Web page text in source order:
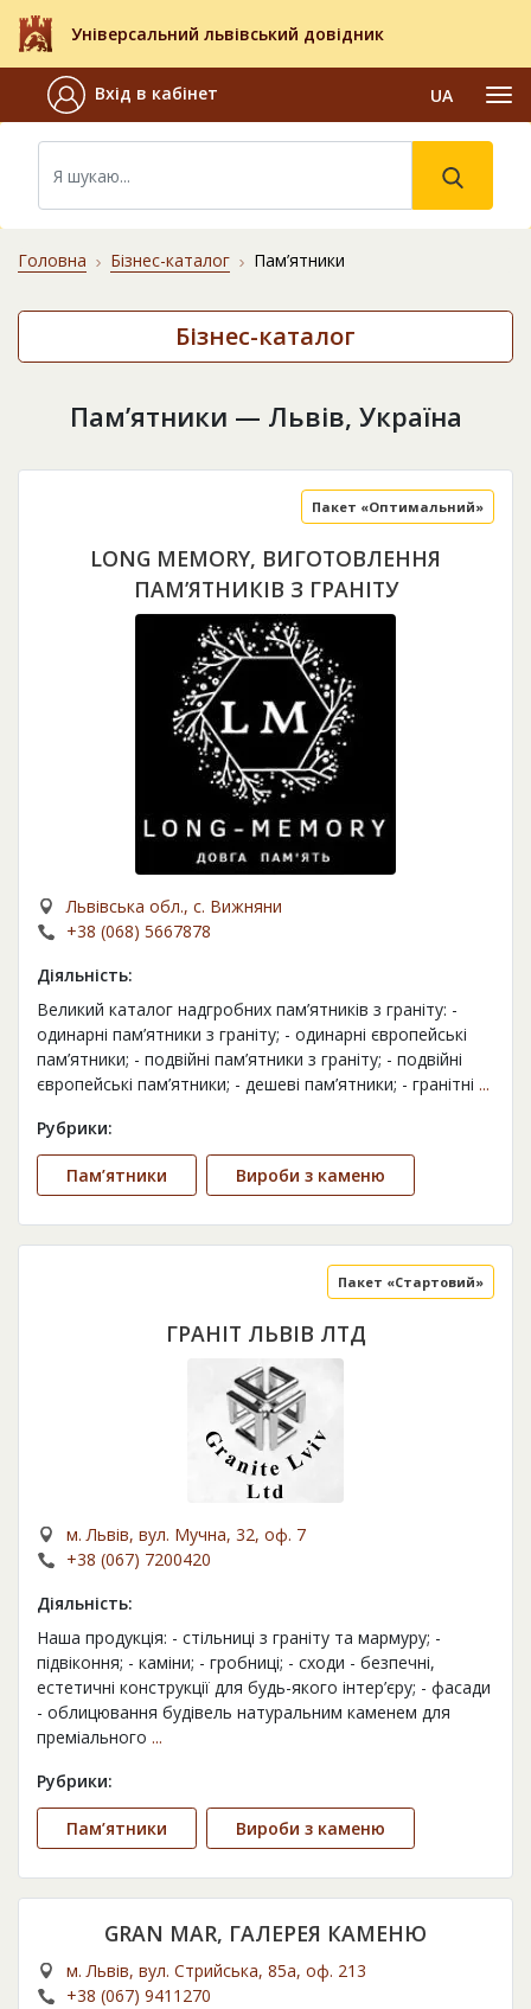
Універсальний львівський довідник
Вхід в кабінет UA
Головна Бізнес-каталог Пам’ятники
Бізнес-каталог
Пам’ятники — Львів, Україна
LONG MEMORY, ВИГОТОВЛЕННЯ
ПАМ’ЯТНИКІВ З ГРАНІТУ
Пакет «Оптимальний»
Львівська обл., с. Вижняни
+38 (068) 5667878
Діяльність:
Великий каталог надгробних пам’ятників з граніту: -
одинарні пам’ятники з граніту; - одинарні європейські
пам’ятники; - подвійні пам’ятники з граніту; - подвійні
європейські пам’ятники; - дешеві пам’ятники; - гранітні ...
Рубрики:
Пам’ятники Вироби з каменю
ГРАНІТ ЛЬВІВ ЛТД
Пакет «Стартовий»
м. Львів, вул. Мучна, 32, оф. 7
+38 (067) 7200420
Діяльність:
Наша продукція: - стільниці з граніту та мармуру; -
підвіконня; - каміни; - гробниці; - сходи - безпечні,
естетичні конструкції для будь-якого інтер’єру; - фасади
- облицювання будівель натуральним каменем для
преміального ...
Рубрики:
Пам’ятники Вироби з каменю
GRAN MAR, ГАЛЕРЕЯ КАМЕНЮ
м. Львів, вул. Стрийська, 85а, оф. 213
+38 (067) 9411270